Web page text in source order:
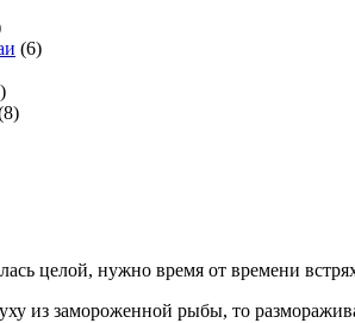
(6)
целой, нужно время от времени
из замороженной рыбы, то